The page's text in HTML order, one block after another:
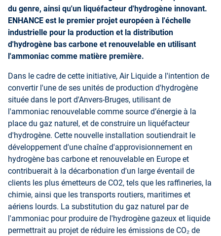
du genre, ainsi qu'un liquéfacteur d'hydrogène innovant.
ENHANCE est le premier projet européen à l'échelle
industrielle pour la production et la distribution
d'hydrogène bas carbone et renouvelable en utilisant
l'ammoniac comme matière première.
Dans le cadre de cette initiative, Air Liquide a l'intention de
convertir l'une de ses unités de production d'hydrogène
située dans le port d'Anvers-Bruges, utilisant de
l'ammoniac renouvelable comme source d’énergie à la
place du gaz naturel, et de construire un liquéfacteur
d'hydrogène. Cette nouvelle installation soutiendrait le
développement d'une chaîne d'approvisionnement en
hydrogène bas carbone et renouvelable en Europe et
contribuerait à la décarbonation d'un large éventail de
clients les plus émetteurs de CO2, tels que les raffineries, la
chimie, ainsi que les transports routiers, maritimes et
aériens lourds. La substitution du gaz naturel par de
l'ammoniac pour produire de l'hydrogène gazeux et liquide
permettrait au projet de réduire les émissions de CO₂ de